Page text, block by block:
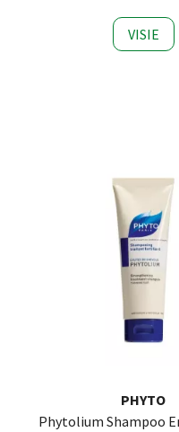
VISIE
PHYTO
Phytolium Shampoo